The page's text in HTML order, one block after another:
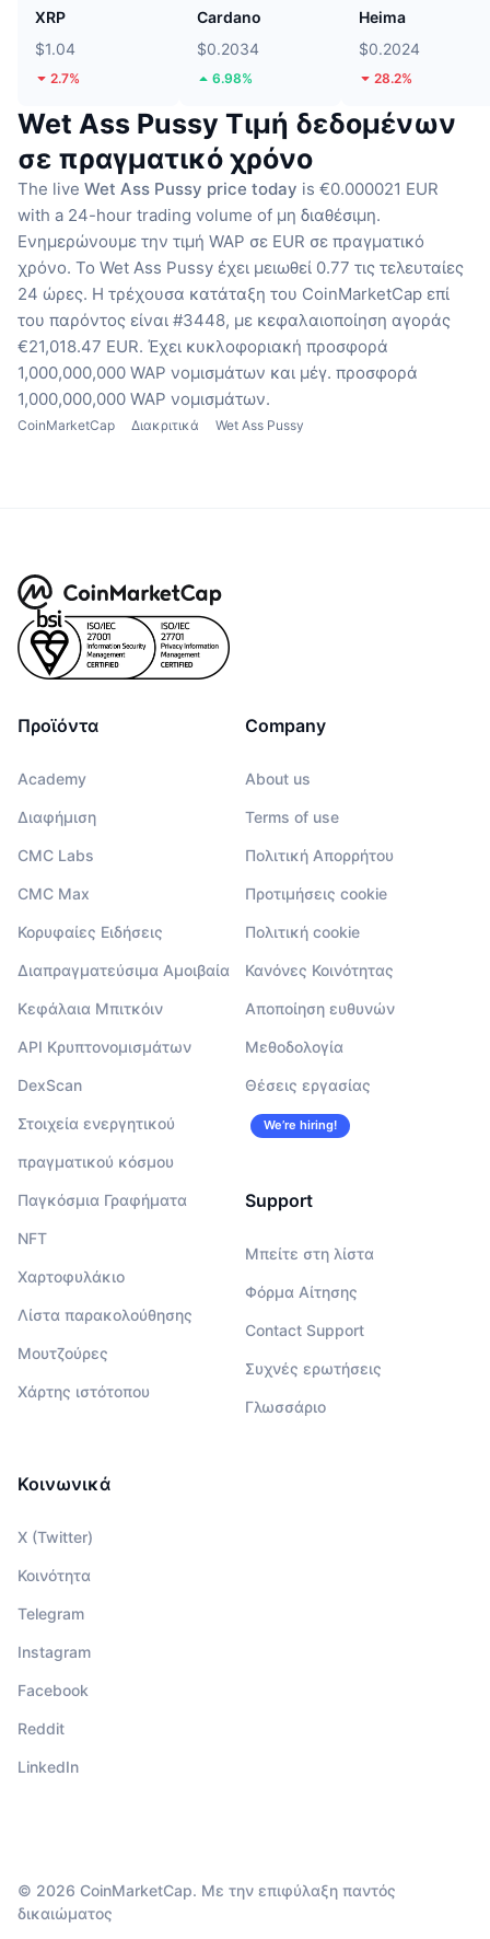
XRP
$1.04
2.7%
Cardano
$0.2034
6.98%
Heima
$0.2024
28.2%
Wet Ass Pussy Τιμή δεδομένων
σε πραγματικό χρόνο
The live Wet Ass Pussy price today is €0.000021 EUR
with a 24-hour trading volume of μη διαθέσιμη.
Ενημερώνουμε την τιμή WAP σε EUR σε πραγματικό
χρόνο. Το Wet Ass Pussy έχει μειωθεί 0.77 τις τελευταίες
24 ώρες. Η τρέχουσα κατάταξη του CoinMarketCap επί
του παρόντος είναι #3448, με κεφαλαιοποίηση αγοράς
€21,018.47 EUR. Έχει κυκλοφοριακή προσφορά
1,000,000,000 WAP νομισμάτων και μέγ. προσφορά
1,000,000,000 WAP νομισμάτων.
CoinMarketCap Διακριτικά Wet Ass Pussy
Προϊόντα
Academy
Διαφήμιση
CMC Labs
CMC Max
Κορυφαίες Ειδήσεις
Διαπραγματεύσιμα Αμοιβαία
Κεφάλαια Μπιτκόιν
API Κρυπτονομισμάτων
DexScan
Στοιχεία ενεργητικού
πραγματικού κόσμου
Παγκόσμια Γραφήματα
NFT
Χαρτοφυλάκιο
Λίστα παρακολούθησης
Μουτζούρες
Χάρτης ιστότοπου
Company
About us
Terms of use
Πολιτική Απορρήτου
Προτιμήσεις cookie
Πολιτική cookie
Κανόνες Κοινότητας
Αποποίηση ευθυνών
Μεθοδολογία
Θέσεις εργασίας
We’re hiring!
Support
Μπείτε στη λίστα
Φόρμα Αίτησης
Contact Support
Συχνές ερωτήσεις
Γλωσσάριο
Κοινωνικά
X (Twitter)
Κοινότητα
Telegram
Instagram
Facebook
Reddit
LinkedIn
© 2026 CoinMarketCap. Με την επιφύλαξη παντός
δικαιώματος